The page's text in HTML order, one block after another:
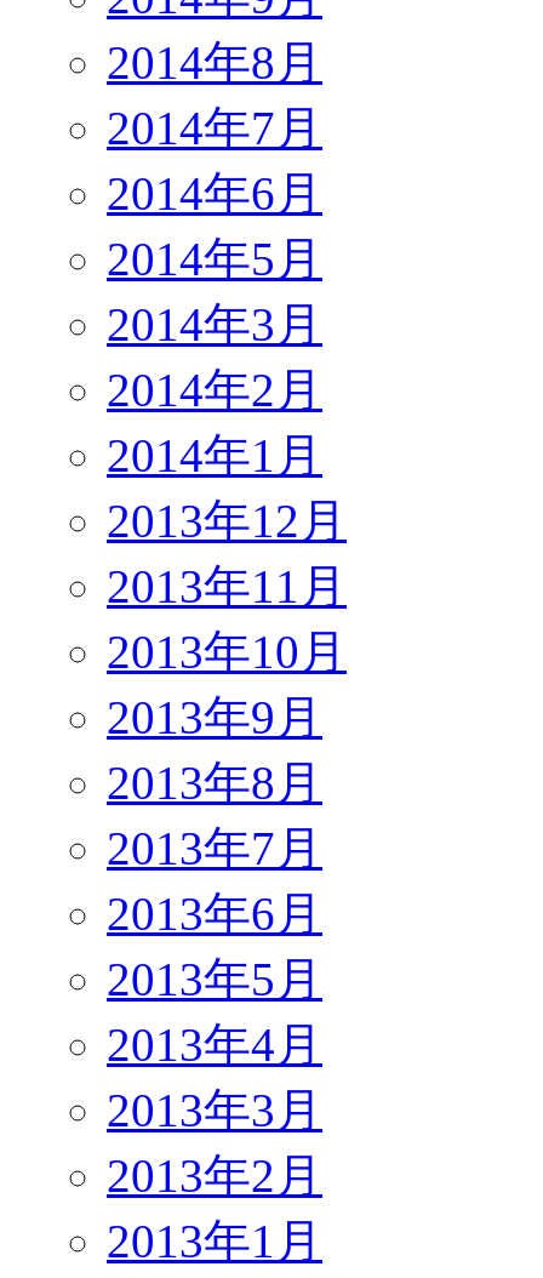
2014年8月
2014年7月
2014年6月
2014年5月
2014年3月
2014年2月
2014年1月
2013年12月
2013年11月
2013年10月
2013年9月
2013年8月
2013年7月
2013年6月
2013年5月
2013年4月
2013年3月
2013年2月
2013年1月